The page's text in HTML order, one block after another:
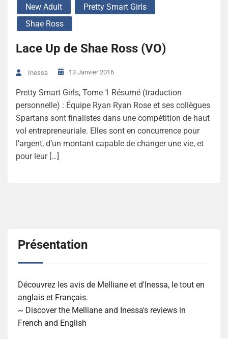
New Adult
Pretty Smart Girls
Shae Ross
Lace Up de Shae Ross (VO)
Inessa 13 Janvier 2016
Pretty Smart Girls, Tome 1 Résumé (traduction
personnelle) : Équipe Ryan Ryan Rose et ses collègues
Spartans sont finalistes dans une compétition de haut
vol entrepreneuriale. Elles sont en concurrence pour
l’argent, d’un montant capable de changer une vie, et
pour leur […]
Présentation
Découvrez les avis de Melliane et d'Inessa, le tout en
anglais et Français.
~ Discover the Melliane and Inessa's reviews in
French and English